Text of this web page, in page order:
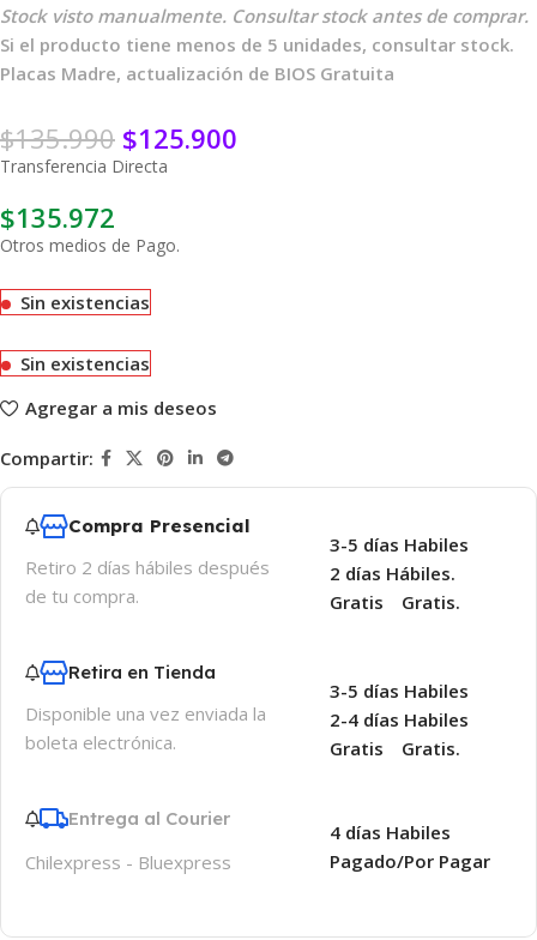
Stock visto manualmente. Consultar stock antes de comprar.
Si el producto tiene menos de 5 unidades, consultar stock.
Placas Madre, actualización de BIOS Gratuita
$135.990 $125.900
Transferencia Directa
$135.972
Otros medios de Pago.
Sin existencias
Sin existencias
Agregar a mis deseos
Compartir:
Compra Presencial
Retiro 2 días hábiles después
de tu compra.
3-5 días Habiles
2 días Hábiles.
Gratis
Gratis.
Retira en Tienda
Disponible una vez enviada la
boleta electrónica.
3-5 días Habiles
2-4 días Habiles
Gratis
Gratis.
Entrega al Courier
Chilexpress - Bluexpress
4 días Habiles
Pagado/Por Pagar